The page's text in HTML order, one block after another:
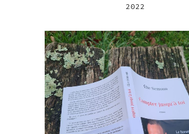
2022